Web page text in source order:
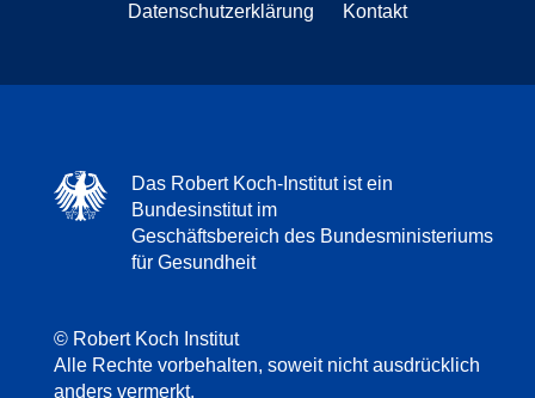
Datenschutzerklärung
Kontakt
Das Robert Koch-Institut ist ein
Bundesinstitut im
Geschäftsbereich des Bundesministeriums
für Gesundheit
© Robert Koch Institut
Alle Rechte vorbehalten, soweit nicht ausdrücklich
anders vermerkt.